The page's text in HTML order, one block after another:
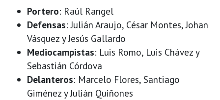
Portero: Raúl Rangel
Defensas: Julián Araujo, César Montes, Johan
Vásquez y Jesús Gallardo
Mediocampistas: Luis Romo, Luis Chávez y
Sebastián Córdova
Delanteros: Marcelo Flores, Santiago
Giménez y Julián Quiñones